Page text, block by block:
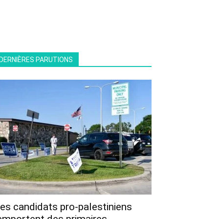
PARUTIONS
candidats pro-palestiniens